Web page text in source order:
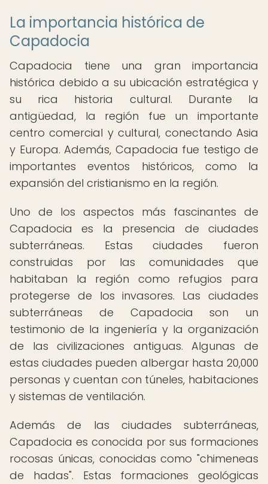
La importancia histórica de
Capadocia
Capadocia tiene una gran importancia
histórica debido a su ubicación estratégica y
su rica historia cultural. Durante la
antigüedad, la región fue un importante
centro comercial y cultural, conectando Asia
y Europa. Además, Capadocia fue testigo de
importantes eventos históricos, como la
expansión del cristianismo en la región.
Uno de los aspectos más fascinantes de
Capadocia es la presencia de ciudades
subterráneas. Estas ciudades fueron
construidas por las comunidades que
habitaban la región como refugios para
protegerse de los invasores. Las ciudades
subterráneas de Capadocia son un
testimonio de la ingeniería y la organización
de las civilizaciones antiguas. Algunas de
estas ciudades pueden albergar hasta 20,000
personas y cuentan con túneles, habitaciones
y sistemas de ventilación.
Además de las ciudades subterráneas,
Capadocia es conocida por sus formaciones
rocosas únicas, conocidas como "chimeneas
de hadas". Estas formaciones geológicas